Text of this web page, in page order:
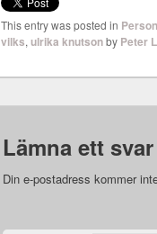
This entry was posted in
vilks,ulrika knutsonby Peter
Lämna ett svar
Din e-postadress kommer